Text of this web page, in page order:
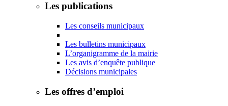
Les publications
Les conseils municipaux
Les bulletins municipaux
L’organigramme de la mairie
Les avis d’enquête publique
Décisions municipales
Les offres d’emploi